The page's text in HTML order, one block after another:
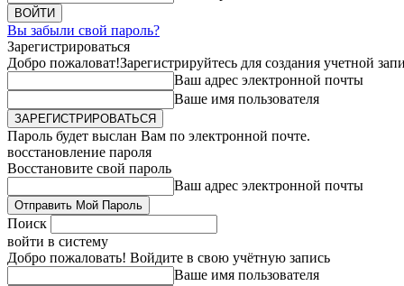
Вы забыли свой пароль?
Зарегистрироваться
Добро пожаловат!Зарегистрируйтесь для создания учетной
Ваш адрес электронной почты
Ваше имя пользователя
Пароль будет выслан Вам по электронной почте.
восстановление пароля
Восстановите свой пароль
Ваш адрес электронной почты
Поиск
войти в систему
Добро пожаловать! Войдите в свою учётную запись
Ваше имя пользователя